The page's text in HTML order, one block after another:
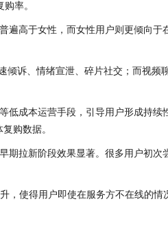
率。
高于女性，而女性用户则更倾向
诉、情绪宣泄、碎片社交；而视
成本运营手段，引导用户形成持
购数据。
拉新阶段效果显著。很多用户初
使得用户即使在服务方不在线的